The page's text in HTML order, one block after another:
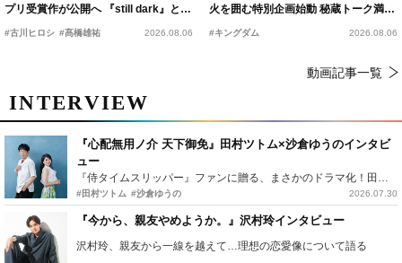
プリ受賞作が公開へ 『still dark』と同
時上映決定
#古川ヒロシ #髙橋雄祐 2026.08.06
火を囲む特別企画始動 秘蔵トーク満載
の“キングダムキャンプ”開催
#キングダム 2026.08.06
動画記事一覧
INTERVIEW
『心配無用ノ介 天下御免』田村ツトム×沙倉ゆうのインタビ
ュー
『侍タイムスリッパー』ファンに贈る、まさかのドラマ化！田村ツトム×沙倉ゆうのが語る『心配無用ノ介』撮影秘話
#田村ツトム #沙倉ゆうの 2026.07.30
『今から、親友やめようか。』沢村玲インタビュー
沢村玲、親友から一線を越えて…理想の恋愛像について語る